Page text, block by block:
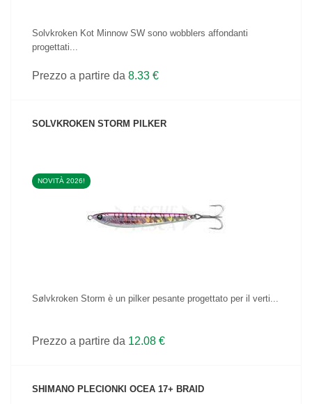
Solvkroken Kot Minnow SW sono wobblers affondanti
progettati...
Prezzo a partire da 8.33 €
SOLVKROKEN STORM PILKER
NOVITÀ 2026!
Sølvkroken Storm è un pilker pesante progettato per il verti...
Prezzo a partire da 12.08 €
SHIMANO PLECIONKI OCEA 17+ BRAID